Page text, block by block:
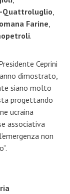
Quattroluglio
Farine
.
Ceprini
dimostrato,
siano molto
progettando
ucraina
associativa
non